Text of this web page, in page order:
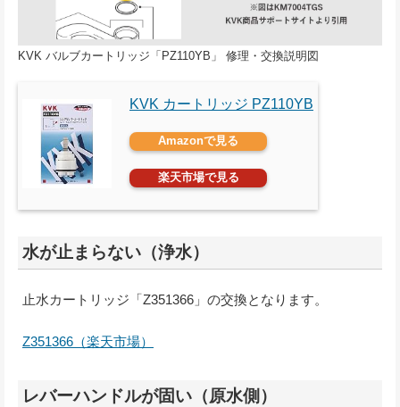
KVK バルブカートリッジ「PZ110YB」 修理・交換説明図
KVK カートリッジ PZ110YB
Amazonで見る
楽天市場で見る
水が止まらない（浄水）
止水カートリッジ「Z351366」の交換となります。
Z351366（楽天市場）
レバーハンドルが固い（原水側）